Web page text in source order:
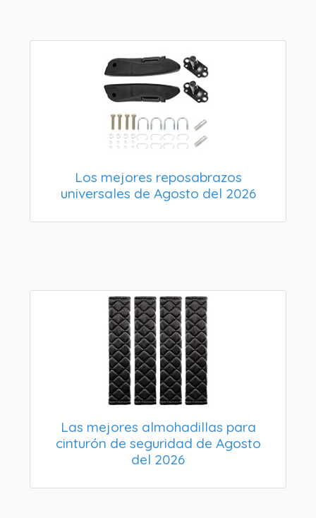
Los mejores reposabrazos
universales de Agosto del 2026
Las mejores almohadillas para
cinturón de seguridad de Agosto
del 2026